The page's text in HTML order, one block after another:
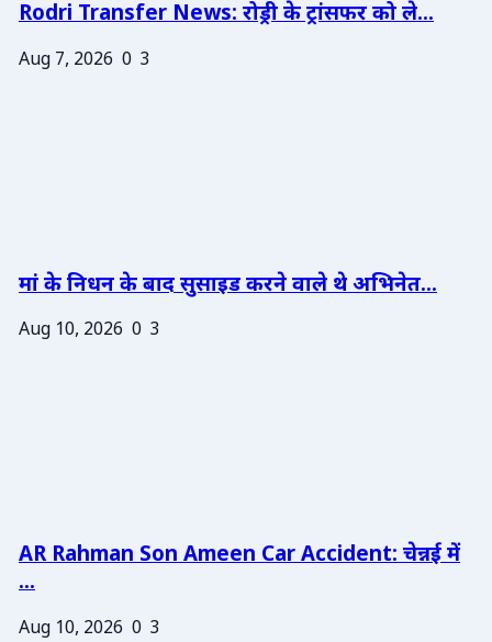
Rodri Transfer News: रोड्री के ट्रांसफर को ले...
Aug 7, 2026 0 3
मां के निधन के बाद सुसाइड करने वाले थे अभिनेत...
Aug 10, 2026 0 3
AR Rahman Son Ameen Car Accident: चेन्नई में
...
Aug 10, 2026 0 3